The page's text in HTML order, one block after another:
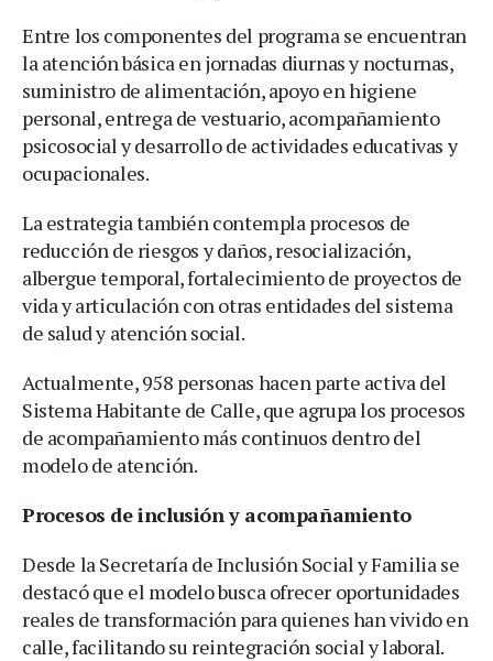
Entre los componentes del programa se encuentran
la atención básica en jornadas diurnas y nocturnas,
suministro de alimentación, apoyo en higiene
personal, entrega de vestuario, acompañamiento
psicosocial y desarrollo de actividades educativas y
ocupacionales.
La estrategia también contempla procesos de
reducción de riesgos y daños, resocialización,
albergue temporal, fortalecimiento de proyectos de
vida y articulación con otras entidades del sistema
de salud y atención social.
Actualmente, 958 personas hacen parte activa del
Sistema Habitante de Calle, que agrupa los procesos
de acompañamiento más continuos dentro del
modelo de atención.
Procesos de inclusión y acompañamiento
Desde la Secretaría de Inclusión Social y Familia se
destacó que el modelo busca ofrecer oportunidades
reales de transformación para quienes han vivido en
calle, facilitando su reintegración social y laboral.